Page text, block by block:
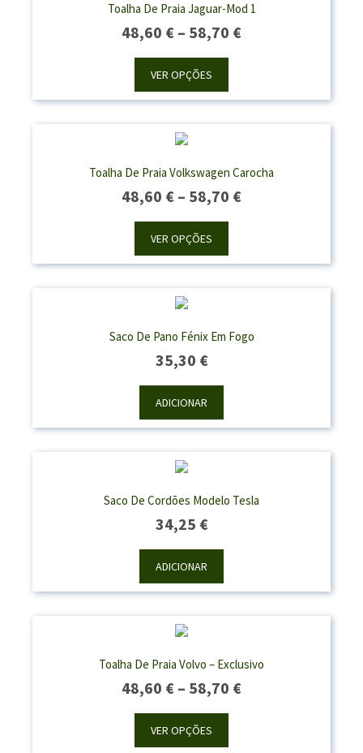
Toalha De Praia Jaguar-Mod 1
48,60 € – 58,70 €Price
Through
VER OPÇÕES
Toalha De Praia Volkswagen Carocha
48,60 € – 58,70 €Price
Through
VER OPÇÕES
Saco De Pano Fénix Em Fogo
35,30 €
ADICIONAR
Saco De Cordões Modelo Tesla
34,25 €
ADICIONAR
Toalha De Praia Volvo – Exclusivo
48,60 € – 58,70 €Price
VER OPÇÕES